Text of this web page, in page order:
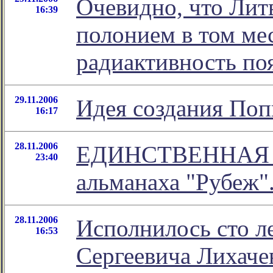
16:39
Очевидно, что
полонием в том
радиактивность
29.11.2006
16:17
Идея создания
28.11.2006
23:40
ЕДИНСТВЕННАЯ
альманаха
28.11.2006
16:53
Исполнилось сто
Сергеевича